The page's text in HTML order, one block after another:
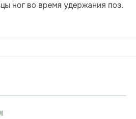
ног во время удержания поз.